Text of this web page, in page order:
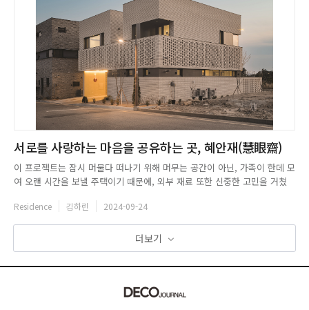
서로를 사랑하는 마음을 공유하는 곳, 혜안재(慧眼齋)
이 프로젝트는 잠시 머물다 떠나기 위해 머무는 공간이 아닌, 가족이 한데 모
여 오랜 시간을 보낼 주택이기 때문에, 외부 재료 또한 신중한 고민을 거쳤
여 디자인에 변화를 주는 것으로 결정되었다. 두 개의 띠를 통해 건물 전체를
감싸는 듯한 느낌을 선사하는 디자인을 선보였는데, 벽돌 가...
Residence 김하린 2024-09-24
더보기